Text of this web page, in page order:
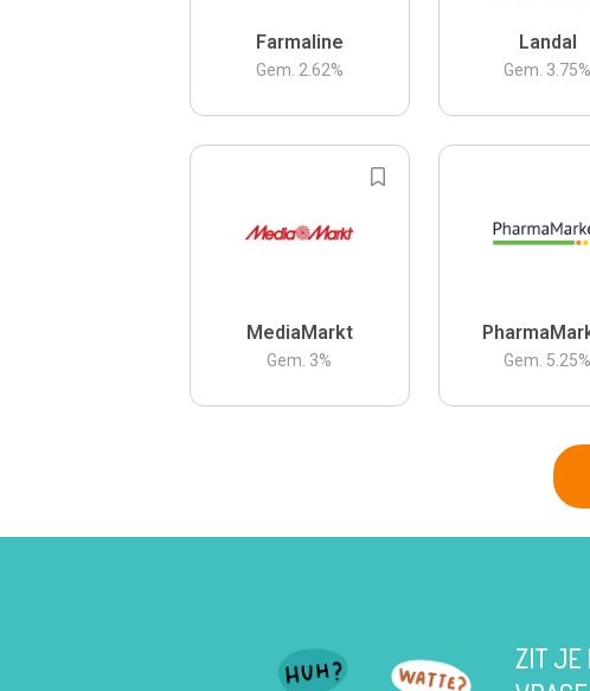
Farmaline
Gem. 2.62%
Landal
Gem. 3.75%
MediaMarkt
Gem. 3% Gem. 5.25%
ZIT JE